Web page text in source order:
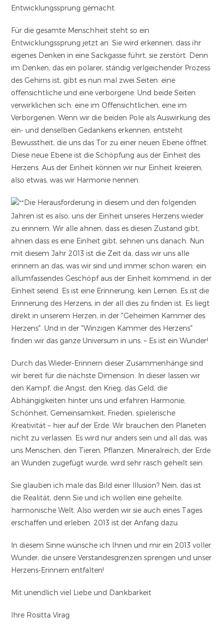
Entwicklungssprung gemacht.
Für die gesamte Menschheit steht so ein
Entwicklungssprung jetzt an. Sie wird erkennen, dass ihr
eigenes Denken in eine Sackgasse führt, sie zerstört. Denn
im Denken, das ein polarer, ständig verlgeichender Prozess
des Gehirns ist, gibt es nun mal zwei Seiten: eine
offensichtliche und eine verborgene. Und beide Seiten
verwirklichen sich: eine im Offensichtlichen, eine im
Verborgenen. Wenn wir die beiden Pole als Auswirkung des
ein- und denselben Gedankens erkennen, entsteht
Bewusstheit, die uns das Tor zu einer neuen Ebene öffnet.
Diese neue Ebene ist die Schöpfung aus der Einheit des
Herzens. Aus der Einheit können wir nur Einheit kreieren,
also etwas, was wir Harmonie nennen.
Die Herausforderung in diesem und den folgenden
Jahren ist es also, uns der Einheit unseres Herzens wieder
zu erinnern. Wir alle ahnen, dass es diesen Zustand gibt,
ahnen dass es eine Einheit gibt, sehnen uns danach. Nun
mit diesem Jahr 2013 ist die Zeit da, dass wir uns alle
erinnern an das, was wir sind und immer schon waren: ein
allumfassendes Geschöpf aus der Einheit kommend, in der
Einheit seiend. Es ist eine Erinnerung, kein Lernen. Es ist die
Erinnerung des Herzens, in der all dies zu finden ist. Es liegt
direkt in unserem Herzen, in der "Geheimen Kammer des
Herzens". Und in der "Winzigen Kammer des Herzens"
finden wir das ganze Universum in uns. – Es ist ein Wunder!
Durch das Wieder-Erinnern dieser Zusammenhänge sind
wir bereit für die nächste Dimension. In dieser lassen wir
den Kampf, die Angst, den Krieg, das Geld, die
Abhängigkeiten hinter uns und erfahren Harmonie,
Schönheit, Gemeinsamkeit, Frieden, spielerische
Kreativität – hier auf der Erde. Wir brauchen den Planeten
nicht zu verlassen. Es wird nur anders sein und all das, was
uns Menschen, den Tieren, Pflanzen, Mineralreich, der Erde
an Wunden zugefügt wurde, wird sehr rasch geheilt sein.
Sie glauben ich male das Bild einer Illusion? Nein, das ist
die Realität, denn Sie und ich wollen eine geheilte,
harmonische Welt. Also werden wir sie auch eines Tages
erschaffen und erleben. 2013 ist der Anfang dazu.
In diesem Sinne wünsche ich Ihnen und mir ein 2013 voller
Wunder, die unsere Verstandesgrenzen sprengen und unser
Herzens-Erinnern entfalten!
Mit unendlich viel Liebe und Dankbarkeit
Ihre Rositta Virag